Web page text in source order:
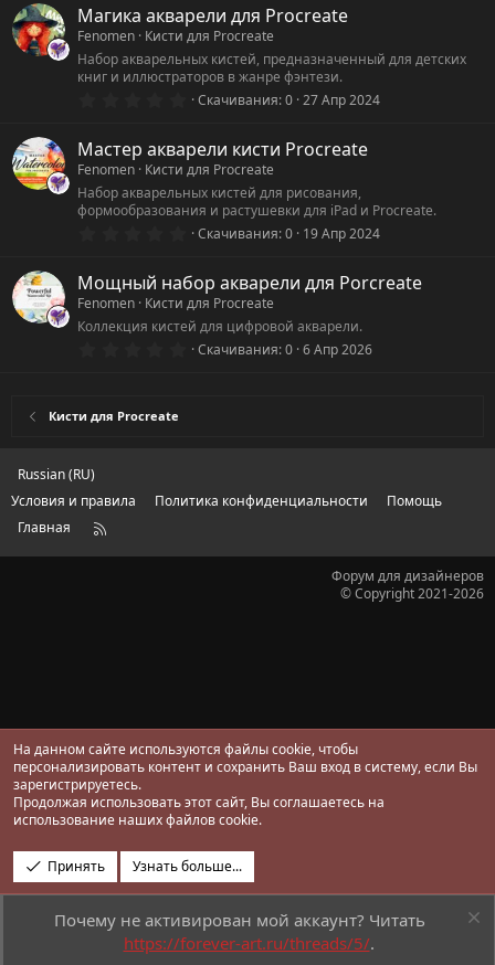
0
з
в
ё
з
Магика акварели для Procreate
Fenomen Кисти для Procreate
Набор акварельных кистей, предназначенный для детских
книг и иллюстраторов в жанре фэнтези.
0
0
з
в
ё
з
Скачивания 0 27 Апр 2024
Мастер акварели кисти Procreate
Fenomen Кисти для Procreate
Набор акварельных кистей для рисования,
формообразования и растушевки для iPad и Procreate.
0
0
з
в
ё
д
Скачивания 0 19 Апр 2024
Мощный набор акварели для Porcreate
Fenomen Кисти для Procreate
Коллекция кистей для цифровой акварели.
0Скачивания 0 6 Апр 2026
Кисти для Procreate
Russian (RU)
Условия и правила
Политика конфиденциальности
Помощь
Главная
R
Форум для дизайнеров
© Copyright 2021-2026
На данном сайте используются файлы cookie, чтобы
персонализировать контент и сохранить Ваш вход в систему, если Вы
зарегистрируетесь.
Продолжая использовать этот сайт, Вы соглашаетесь на
использование наших файлов cookie.
Принять Узнать больше...
Почему не активирован мой аккаунт? Читать
https://forever-art.ru/threads/5/.